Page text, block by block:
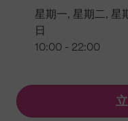
星期一, 星期二, 星
日
10:00 - 22:00